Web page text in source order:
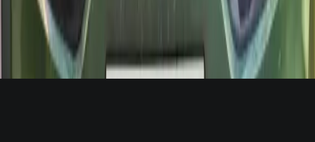
Krótkie odpowiedzi i konkretne kroki, skontaktuj się, jeśli potrzebujesz
indywidualnej konfiguracji Kia.
Czy mogę otrzymać Kia na lotnisku w Agadirze? +
Jakie dokumenty są potrzebne do wynajęcia Kia?
Czy mogę jechać Kia poza Agadir?+